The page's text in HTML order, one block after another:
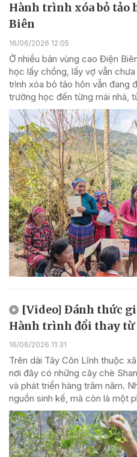
Hành trình xóa bỏ tảo
Biên
16/06/2026 12:05
Ở nhiều bản vùng cao Điện
học lấy chồng, lấy vợ vẫn
trình xóa bỏ tảo hôn vẫn đang
trường học đến từng mái nhà,
[Video] Đánh thức
Hành trình đổi thay từ
16/06/2026 11:31
Trên dải Tây Côn Lĩnh thuộc
nơi đây có những cây chè
và phát triển hàng trăm năm.
nguồn sinh kế, mà còn là một